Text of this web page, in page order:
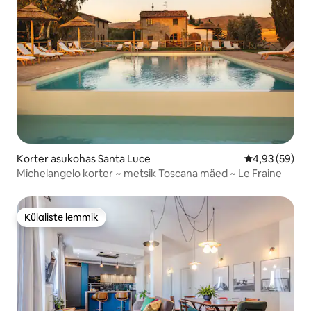
Korter asukohas Santa Luce Keskmine
4,93 (59)
Michelangelo korter ~ metsik Toscana mäed ~ Le Fraine
Külaliste lemmik
Külaliste lemmik